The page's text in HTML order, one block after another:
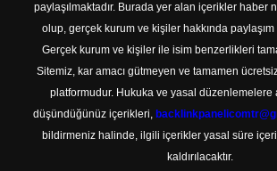
paylaşılmaktadır. Burada yer alan içerikler haber
olup, gerçek kurum ve kişiler hakkında paylaşım
Gerçek kurum ve kişiler ile isim benzerlikleri
Sitemiz, kar amacı gütmeyen ve tamamen
platformudur. Hukuka ve yasal düzenlemelere
düşündüğünüz içerikleri,
bildirmeniz halinde, ilgili içerikler yasal süre
kaldırılacaktır.